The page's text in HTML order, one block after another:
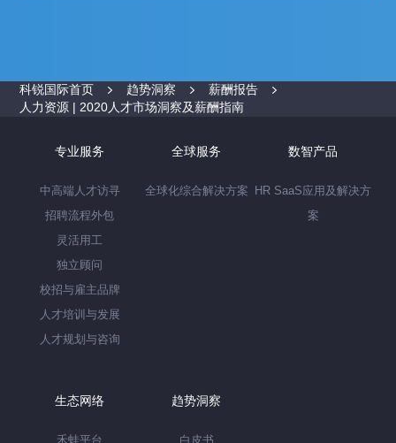
科锐国际首页 趋势洞察
薪酬报告
人力资源 | 2020人才市场洞察及薪酬指南
专业服务
中高端人才访寻
招聘流程外包
灵活用工
独立顾问
校招与雇主品牌
人才培训与发展
人才规划与咨询
全球服务
全球化综合解决方案
数智产品
HR SaaS应用及解决方
案
生态网络
禾蛙平台
趋势洞察
白皮书